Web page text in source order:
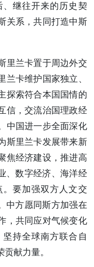
继往开来的历史契
关系，共同打造中斯
里兰卡置于周边外交
兰卡维护国家独立、
探索符合本国国情的
信，交流治国理政经
中国进一步全面深化
斯里兰卡发展带来新
焦经济建设，推进高
、数字经济、海洋经
要加强双方人文交
中方愿同斯方加强在
，共同应对气候变化
持全球南方联合自
献力量。